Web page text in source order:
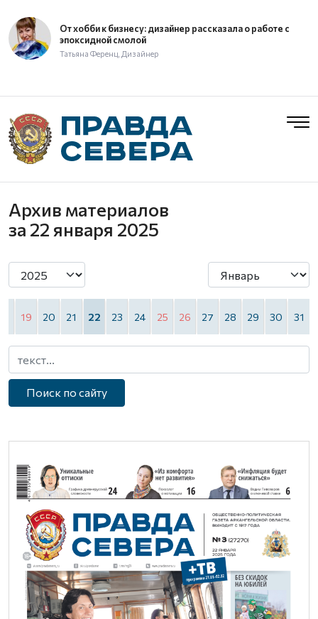
От хобби к бизнесу: дизайнер рассказала о работе с
эпоксидной смолой
Татьяна Ференц, Дизайнер
Архив материалов
за 22 января 2025
19 20 21 22 23 24 25 26 27 28 29 30 31
Поиск по сайту